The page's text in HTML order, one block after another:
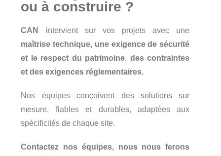
ou à construire ?
CAN
intervient sur vos projets avec une
maîtrise technique, une exigence de sécurité
et le respect du patrimoine, des contraintes
et des exigences réglementaires.
Nos équipes conçoivent des solutions sur
mesure, fiables et durables, adaptées aux
spécificités de chaque site.
Contactez nos équipes, nous nous ferons